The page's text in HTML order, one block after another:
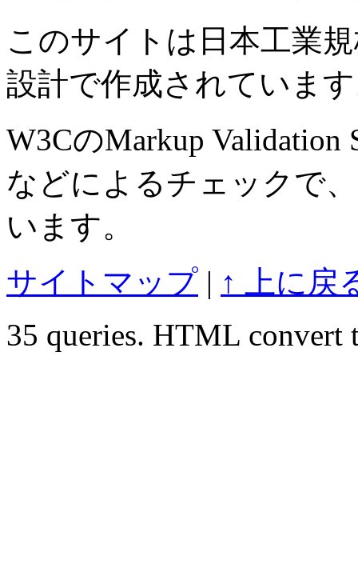
このサイトは日本工業
設計で作成されていま
W3CのMarkup Validation
などによるチェックで
います。
サイトマップ | ↑ 上に戻
35 queries. HTML convert